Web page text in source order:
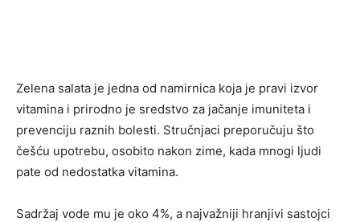
Zelena salata je jedna od namirnica koja je pravi izvor
vitamina i prirodno je sredstvo za jačanje imuniteta i
prevenciju raznih bolesti. Stručnjaci preporučuju što
češću upotrebu, osobito nakon zime, kada mnogi ljudi
pate od nedostatka vitamina.
Sadržaj vode mu je oko 4%, a najvažniji hranjivi sastojci